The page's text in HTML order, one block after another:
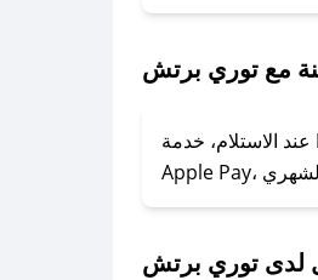
### ماذا أفعل إذا لم أجد كود خصم لمتجري المفضل؟
قم بما يلي:
- اضغط على أيقونة متابعة لمتجر توري برتش في تطبيق صحصح.
- تابع حسابنا الرسمي على تويتر وقم بتفعيل زر التنبيهات.
مع توري برتش
الاستلام، خدمة
لدى توري برتش